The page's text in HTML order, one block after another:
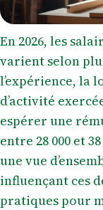
En 2026, les
varient selon
l’expérience, la
d’activité
espérer une
entre 28 000 et
une vue
influençant ces
pratiques pour